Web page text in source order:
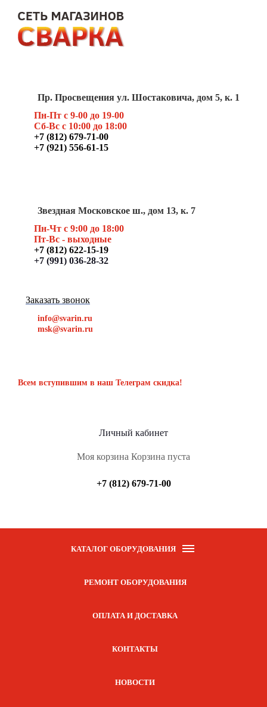
Пр. Просвещения ул. Шостаковича, дом 5, к. 1
Пн-Пт с 9-00 до 19-00
Сб-Вс с 10:00 до 18:00
+7 (812) 679-71-00
+7 (921) 556-61-15
Звездная Московское ш., дом 13, к. 7
Пн-Чт с 9:00 до 18:00
Пт-Вс - выходные
+7 (812) 622-15-19
+7 (991) 036-28-32
Заказать звонок
info@svarin.ru
msk@svarin.ru
Всем вступившим в наш Телеграм скидка!
Личный кабинет
Моя корзина Корзина пуста
+7 (812) 679-71-00
КАТАЛОГ ОБОРУДОВАНИЯ
РЕМОНТ ОБОРУДОВАНИЯ
ОПЛАТА И ДОСТАВКА
КОНТАКТЫ
НОВОСТИ